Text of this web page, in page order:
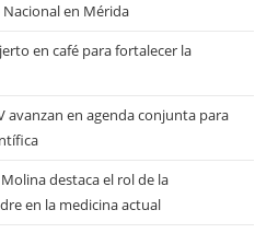
en Mérida
en café para fortalecer la
avanzan en agenda conjunta para
destaca el rol de la
en la medicina actual